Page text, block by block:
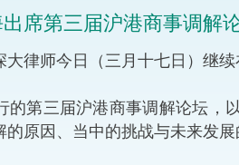
门特区的安排
一路”建设
澳大湾区
席第三届沪港商事调解
律师今日（三月十七日）继续
的第三届沪港商事调解论坛，
原因、当中的挑战与未来发展